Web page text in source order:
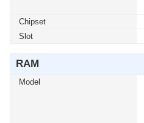
บาท เหลือเพียง 4,290 บา
1500 LCD) 1500VA/
โมชั่นนี้ ติดต่อ 02-017-
Chipset
Slot
RAM
Model